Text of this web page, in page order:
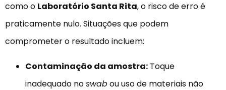
como o Laboratório Santa Rita, o risco de erro é
praticamente nulo. Situações que podem
comprometer o resultado incluem:
Contaminação da amostra: Toque
inadequado noswabou uso de materiais não